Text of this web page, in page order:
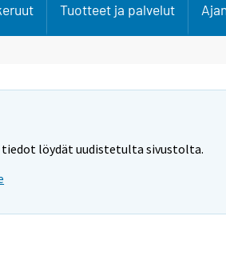
Tuotteet ja palvelut
tiedot löydät uudistetulta sivustolta.